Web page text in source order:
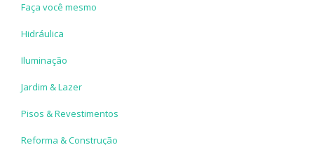
Faça você mesmo
Hidráulica
Iluminação
Jardim & Lazer
Pisos & Revestimentos
Reforma & Construção